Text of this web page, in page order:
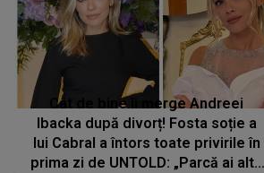
Cât de bine îi merge Andreei
Ibacka după divorț! Fosta soție a
lui Cabral a întors toate privirile în
prima zi de UNTOLD: „Parcă ai altă